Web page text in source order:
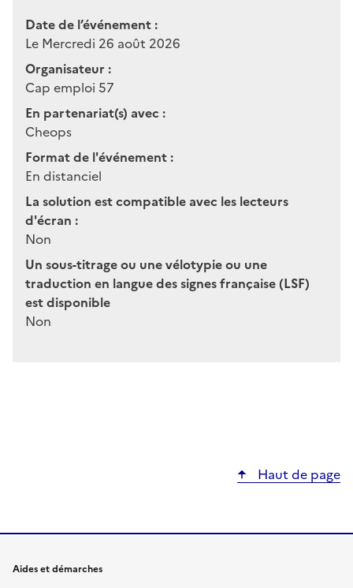
Date de l’événement :
Le Mercredi 26 août 2026
Organisateur :
Cap emploi 57
En partenariat(s) avec :
Cheops
Format de l'événement :
En distanciel
La solution est compatible avec les lecteurs
d'écran :
Non
Un sous-titrage ou une vélotypie ou une
traduction en langue des signes française (LSF)
est disponible
Non
Haut de page
Aides et démarches